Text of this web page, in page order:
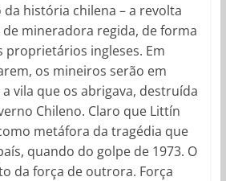
história chilena – a revolta
mineradora regida, de forma
proprietários ingleses. Em
os mineiros serão em
vila que os abrigava, destruída
Chileno. Claro que Littín
metáfora da tragédia que
quando do golpe de 1973. O
da força de outrora. Força